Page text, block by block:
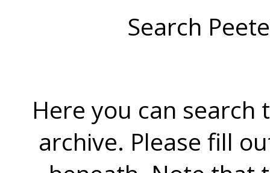
Search
Here you can search
archive. Please fill